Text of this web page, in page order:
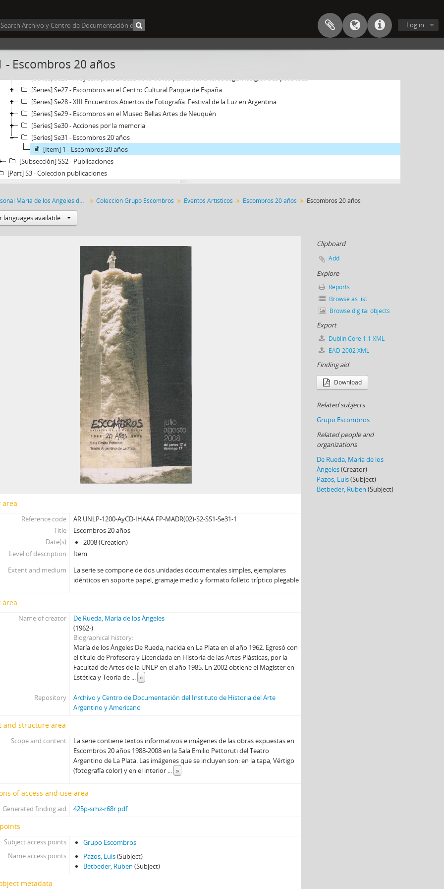
Log in
- Escombros 20 años
[Series] Se21 - Escombros en el MACLA
[Series] Se22 - En la oscuridad buscan la luz
[Series] Se25 - Inauguración de la escultura Cada arma destruida es una victoria de la vida sobre la muerte
[Series] Se26 - Proyecto para el desarrollo de los países bananeros según las grandes potencias
[Series] Se27 - Escombros en el Centro Cultural Parque de España
[Series] Se28 - XIII Encuentros Abiertos de Fotografía. Festival de la Luz en Argentina
[Series] Se29 - Escombros en el Museo Bellas Artes de Neuquén
[Series] Se30 - Acciones por la memoria
[Series] Se31 - Escombros 20 años
[Item] 1 - Escombros 20 años
[Subsección] SS2 - Publicaciones
[Part] S3 - Coleccion publicaciones
Fondo Personal María de los Ángeles de Rueda Colección Grupo Escombros Eventos Artísticos Escombros 20 años Escombros 20 años
languages available
area
Reference code
AR UNLP-1200-AyCD-IHAAA FP-MADR(02)-S2-SS1-Se31-1
Title
Escombros 20 años
Date(s)
2008 (Creation)
Level of description
Item
Extent and medium
La serie se compone de dos unidades documentales simples, ejemplares
idénticos en soporte papel, gramaje medio y formato folleto tríptico plegable
area
Name of creator
De Rueda, María de los Ángeles
(1962-)
Biographical history
María de los Ángeles De Rueda, nacida en La Plata en el año 1962. Egresó con
el título de Profesora y Licenciada en Historia de las Artes Plásticas, por la
Facultad de Artes de la UNLP en el año 1985. En 2002 obtiene el Magíster en
Estética y Teoría de ... »
Repository
Archivo y Centro de Documentación del Instituto de Historia del Arte
Argentino y Americano
and structure area
Scope and content
La serie contiene textos informativos e imágenes de las obras expuestas en
Escombros 20 años 1988-2008 en la Sala Emilio Pettoruti del Teatro
Argentino de La Plata. Las imágenes que se incluyen son: en la tapa, Vértigo
(fotografía color) y en el interior ... »
of access and use area
Generated finding aid 425p-srhz-r68r.pdf
Subject access points
Grupo Escombros
Name access points
Pazos, Luis(Subject)
Betbeder, Ruben (Subject)
metadata
Clipboard
Add
Explore
Reports
Browse as list
Browse digital objects
Export
Dublin Core 1.1 XML
EAD 2002 XML
Finding aid
Download
Related subjects
Grupo Escombros
Related people and
organizations
De Rueda, María de los
Ángeles(Creator)
Pazos, Luis(Subject)
Betbeder, Ruben (Subject)